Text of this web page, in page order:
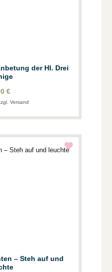
der Hl. Drei
€
Versand
– Steh auf und